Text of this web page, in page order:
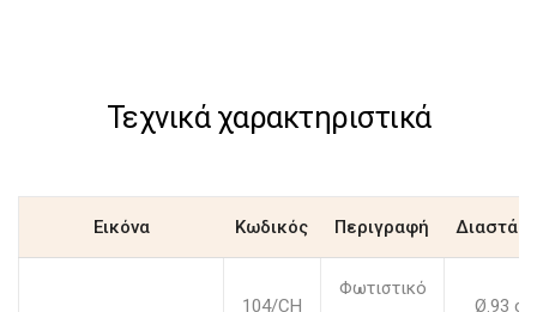
Τεχνικά χαρακτηριστικά
Εικόνα Κωδικός Περιγραφή
104/CH
Φωτιστικό
Ø.93